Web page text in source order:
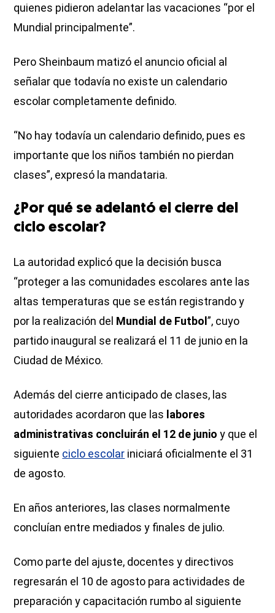
quienes pidieron adelantar las vacaciones “por el
Mundial principalmente”.
Pero Sheinbaum matizó el anuncio oficial al
señalar que todavía no existe un calendario
escolar completamente definido.
“No hay todavía un calendario definido, pues es
importante que los niños también no pierdan
clases”, expresó la mandataria.
¿Por qué se adelantó el cierre del
ciclo escolar?
La autoridad explicó que la decisión busca
“proteger a las comunidades escolares ante las
altas temperaturas que se están registrando y
por la realización del Mundial de Futbol”, cuyo
partido inaugural se realizará el 11 de junio en la
Ciudad de México.
Además del cierre anticipado de clases, las
autoridades acordaron que las labores
administrativas concluirán el 12 de junio y que el
siguiente ciclo escolar iniciará oficialmente el 31
de agosto.
En años anteriores, las clases normalmente
concluían entre mediados y finales de julio.
Como parte del ajuste, docentes y directivos
regresarán el 10 de agosto para actividades de
preparación y capacitación rumbo al siguiente